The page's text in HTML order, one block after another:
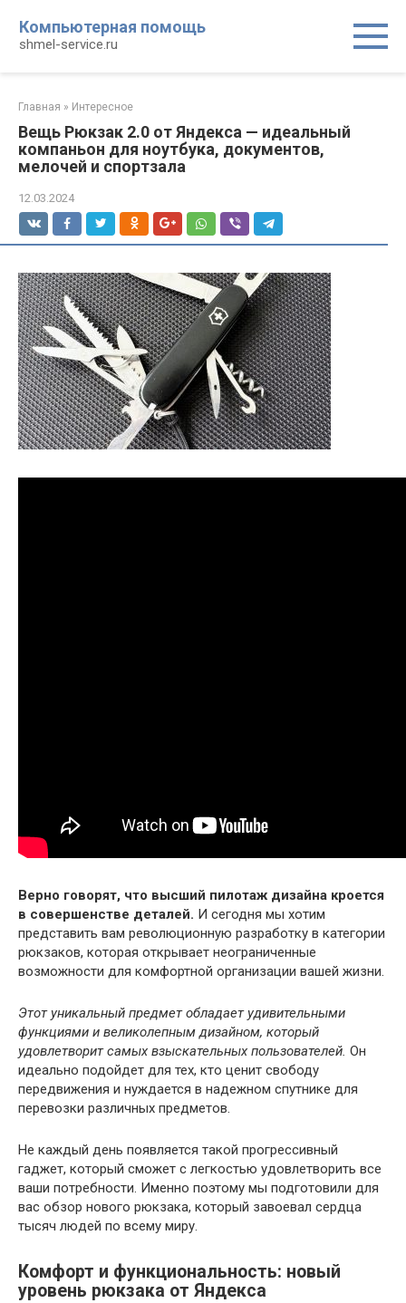
контенту
Компьютерная помощь
shmel-service.ru
Главная » Интересное
Вещь Рюкзак 2.0 от Яндекса — идеальный
компаньон для ноутбука, документов,
мелочей и спортзала
12.03.2024
Верно говорят, что высший пилотаж дизайна кроется
в совершенстве деталей. И сегодня мы хотим
представить вам революционную разработку в категории
рюкзаков, которая открывает неограниченные
возможности для комфортной организации вашей жизни.
Этот уникальный предмет обладает удивительными
функциями и великолепным дизайном, который
удовлетворит самых взыскательных пользователей. Он
идеально подойдет для тех, кто ценит свободу
передвижения и нуждается в надежном спутнике для
перевозки различных предметов.
Не каждый день появляется такой прогрессивный
гаджет, который сможет с легкостью удовлетворить все
ваши потребности. Именно поэтому мы подготовили для
вас обзор нового рюкзака, который завоевал сердца
тысяч людей по всему миру.
Комфорт и функциональность: новый
уровень рюкзака от Яндекса